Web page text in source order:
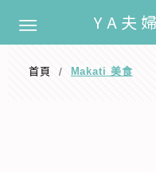
YA夫
首頁 / Makati 美食